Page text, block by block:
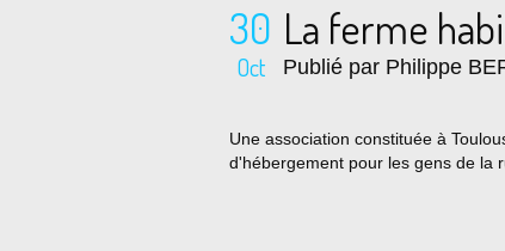
30
Oct
La ferme
Publié par Philippe
Une association constituée à
d'hébergement pour les gens de la